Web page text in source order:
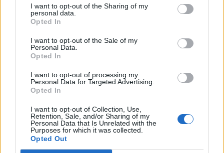
I want to opt-out of the Sharing of my
personal data.
Opted In
I want to opt-out of the Sale of my
Personal Data.
Opted In
I want to opt-out of processing my
Personal Data for Targeted Advertising.
Opted In
I want to opt-out of Collection, Use,
Retention, Sale, and/or Sharing of my
Personal Data that Is Unrelated with the
Purposes for which it was collected.
Opted Out
manca l’Italia ma adesso siamo felici qua”. Segue sempre
Milan, anche da lontano, ma per quest’anno lo scudetto,
secondo lui, lo vincerà nuovamente la
quindi, anche nel parlare dell’Arsenal, dove è rimasto in
contatto con qualcuno e di cui racconta: ” Febbraio e
marzo sono sempre stati i mesi critici, nessuno si spiega il
perchè. EWengernon so se rimarrà anche il prossimo
anno”. Questo è Vito Mannone, un sognatore al servizio di
Sua Maestà.
REDAZIONE
Twitter: @Calciopremier